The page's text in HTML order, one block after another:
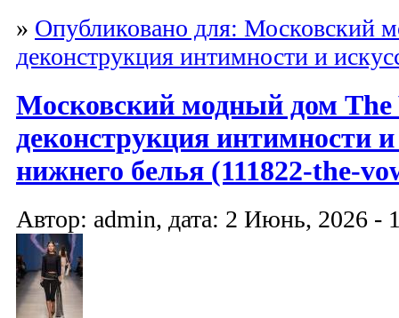
» Опубликовано для: Московский
деконструкция интимности и
Московский модный дом The
деконструкция интимности и
нижнего белья (111822-the-
Автор: admin, дата: 2 Июнь, 2026 -